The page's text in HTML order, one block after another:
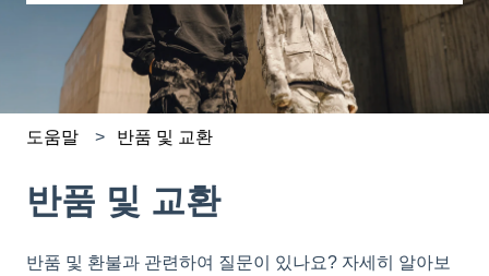
검색 필드가 비어 있으므로 제안 사항이 없습니다.
도움말 반품 및 교환
반품 및 교환
반품 및 환불과 관련하여 질문이 있나요? 자세히 알아보